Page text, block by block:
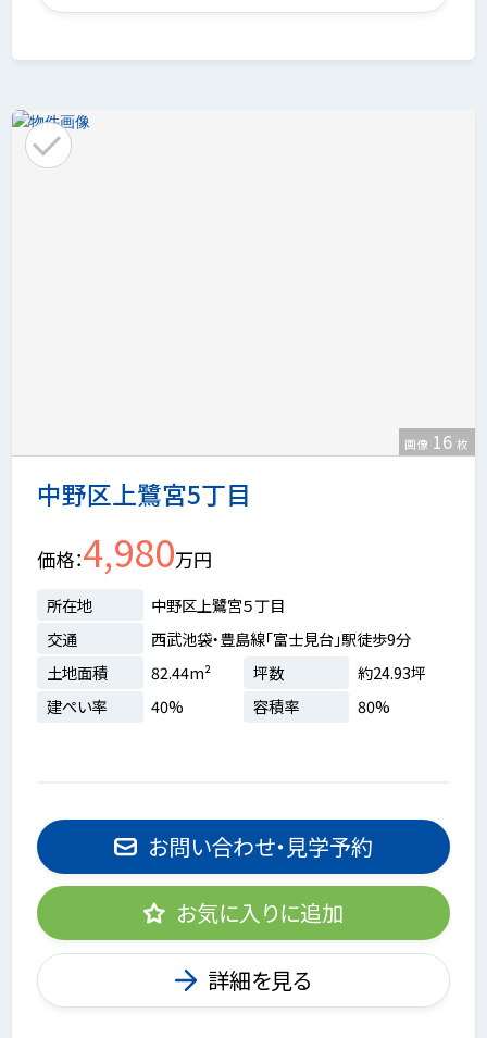
中野区上鷺宮5丁目
画像 16 枚
価格 4,980万円
所在地
中野区上鷺宮５丁目
交通
西武池袋・豊島線「富士見台」駅徒歩9分
土地面積
82.44m² 坪数
約24.93坪
建ぺい率
40% 容積率 80%
お問い合わせ・見学予約
お気に入りに追加
詳細を見る